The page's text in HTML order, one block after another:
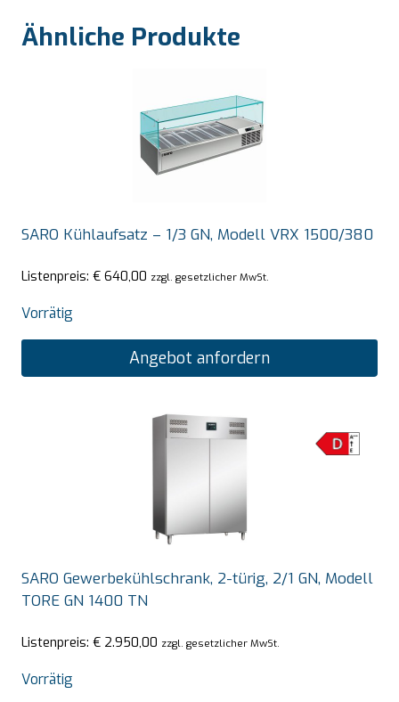
Ähnliche Produkte
SARO Kühlaufsatz – 1/3 GN, Modell VRX 1500/380
Listenpreis: € 640,00 zzgl. gesetzlicher MwSt.
Vorrätig
Angebot anfordern
SARO Gewerbekühlschrank, 2-türig, 2/1 GN, Modell
TORE GN 1400 TN
Listenpreis: € 2.950,00 zzgl. gesetzlicher MwSt.
Vorrätig